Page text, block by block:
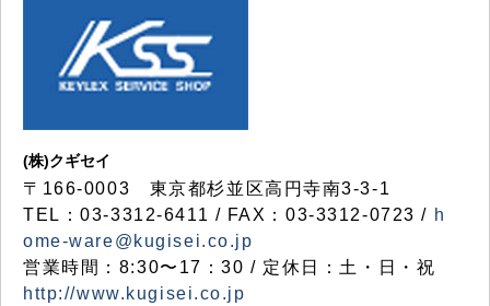
(株)クギセイ
〒166-0003 東京都杉並区高円寺南3-3-1
TEL：03-3312-6411 / FAX：03-3312-0723 / h
ome-ware@kugisei.co.jp
営業時間：8:30〜17：30 / 定休日：土・日・祝
http://www.kugisei.co.jp